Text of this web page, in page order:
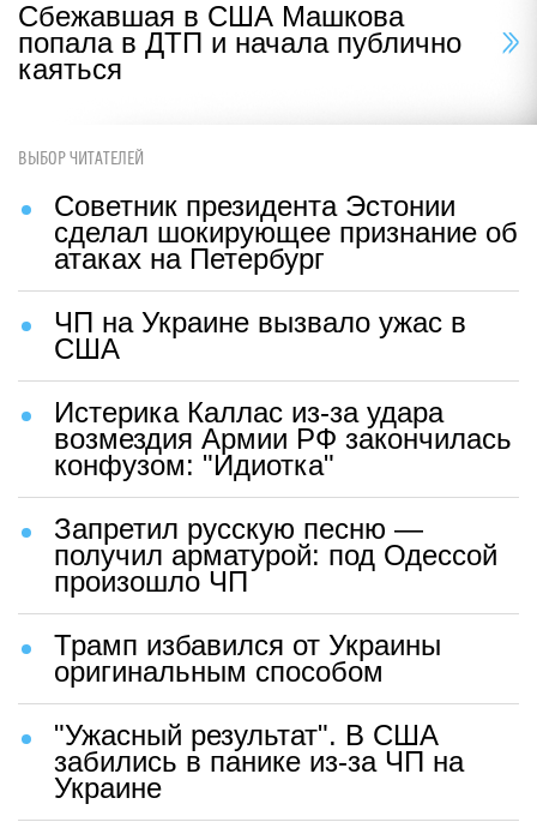
Сбежавшая в США Машкова
попала в ДТП и начала публично
каяться
ВЫБОР ЧИТАТЕЛЕЙ
Советник президента Эстонии
сделал шокирующее признание об
атаках на Петербург
ЧП на Украине вызвало ужас в
США
Истерика Каллас из-за удара
возмездия Армии РФ закончилась
конфузом: "Идиотка"
Запретил русскую песню —
получил арматурой: под Одессой
произошло ЧП
Трамп избавился от Украины
оригинальным способом
"Ужасный результат". В США
забились в панике из-за ЧП на
Украине